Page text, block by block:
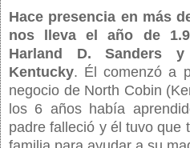
Hace presencia en más
nos lleva el año de
Harland D. Sanders
Kentucky. Él comenzó a
negocio de North Cobin
los 6 años había
padre falleció y él tuvo que